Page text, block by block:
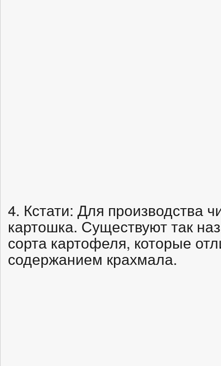
4. Кстати: Для производства
картошка. Существуют так
сорта картофеля, которые
содержанием крахмала.